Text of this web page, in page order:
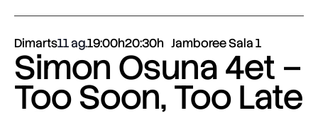
Dimarts11 ag.19:00h20:30h Jamboree Sala 1
Simon Osuna 4et –
Too Soon, Too Late